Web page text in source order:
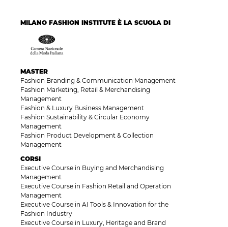
MILANO FASHION INSTITUTE È LA SCUOLA DI
MASTER
Fashion Branding & Communication Management
Fashion Marketing, Retail & Merchandising
Management
Fashion & Luxury Business Management
Fashion Sustainability & Circular Economy
Management
Fashion Product Development & Collection
Management
CORSI
Executive Course in Buying and Merchandising
Management
Executive Course in Fashion Retail and Operation
Management
Executive Course in AI Tools & Innovation for the
Fashion Industry
Executive Course in Luxury, Heritage and Brand